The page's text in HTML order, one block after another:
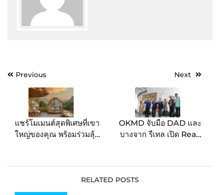
PostPrevious
แชร์โมเมนต์สุดพิเศษที่เขา
ใหญ่ของคุณ พร้อมร่วมลุ้น
ใหญ่-เอ ชาเทรียม คอลเล
Next
OKMD จับมือ DAD และ
บางจาก รีเทล เปิด Read
RELATED POSTS